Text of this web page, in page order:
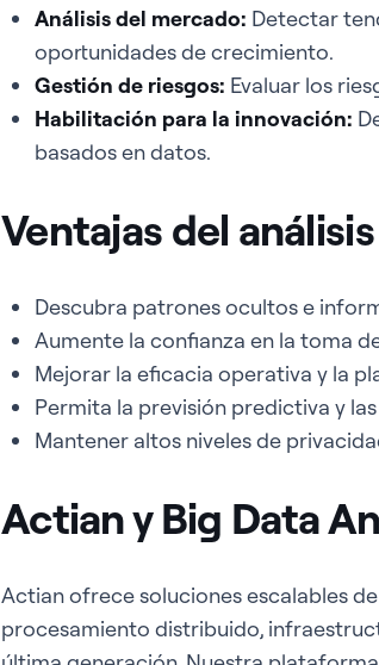
Análisis del mercado: Detectar
oportunidades de crecimiento.
Gestión de riesgos: Evaluar los
Habilitación para la innovación:
basados en datos.
Ventajas del
Descubra patrones ocultos e
Aumente la confianza en la toma
Mejorar la eficacia operativa y la
Permita la previsión predictiva y
Mantener altos niveles de
Actian y Big Data
Actian ofrece soluciones escalables
procesamiento distribuido,